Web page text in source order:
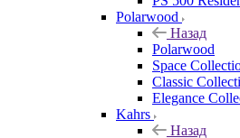
Polarwood
Назад
Polarwood
Space
Classic
Elegance
Kahrs
Назад